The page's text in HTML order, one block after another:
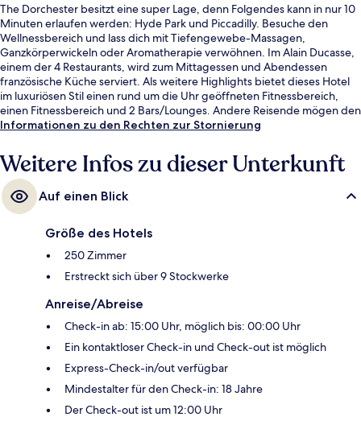
The Dorchester besitzt eine super Lage, denn Folgendes kann in nur 10
Minuten erlaufen werden: Hyde Park und Piccadilly. Besuche den
Wellnessbereich und lass dich mit Tiefengewebe-Massagen,
Ganzkörperwickeln oder Aromatherapie verwöhnen. Im Alain Ducasse,
einem der 4 Restaurants, wird zum Mittagessen und Abendessen
französische Küche serviert. Als weitere Highlights bietet dieses Hotel
im luxuriösen Stil einen rund um die Uhr geöffneten Fitnessbereich,
einen Fitnessbereich und 2 Bars/Lounges. Andere Reisende mögen den
allgemeinen Zustand der Unterkunft. Die Unterkunft ist nur einen
U-Bahn läuft man 7 Minuten (U-Bahn-Station Hyde Park Corner) bzw. 10
Minuten (U-Bahn-Station Marble Arch).
Informationen zu den Rechten zur Stornierung
Weitere Infos zu dieser Unterkunft
Auf einen Blick
Größe des Hotels
250 Zimmer
Erstreckt sich über 9 Stockwerke
Anreise/Abreise
Check-in ab: 15:00 Uhr, möglich bis: 00:00 Uhr
Ein kontaktloser Check-in und Check-out ist möglich
Express-Check-in/out verfügbar
Mindestalter für den Check-in: 18 Jahre
Der Check-out ist um 12:00 Uhr